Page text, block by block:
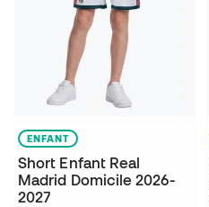
ENFANT
Short Enfant Real
Madrid Domicile 2026-
2027